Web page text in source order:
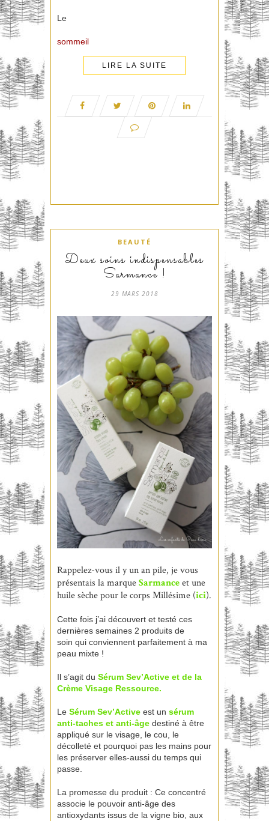
Le
sommeil
LIRE LA SUITE
BEAUTÉ
Deux soins indispensables
Sarmance !
29 MARS 2018
Rappelez-vous il y un an pile, je vous
présentais la marqueSarmanceet une
huile sèche pour le corps Millésime (ici).
Cette fois j’ai découvert et testé ces
dernières semaines 2 produits de
soin qui conviennent parfaitement à ma
peau mixte !
Il s’agit du Sérum Sev’Active et de la
Crème Visage Ressource.
Le Sérum Sev’Active est un sérum
anti-taches et anti-âge destiné à être
appliqué sur le visage, le cou, le
décolleté et pourquoi pas les mains pour
les préserver elles-aussi du temps qui
passe.
La promesse du produit : Ce concentré
associe le pouvoir anti-âge des
antioxydants issus de la vigne bio, aux